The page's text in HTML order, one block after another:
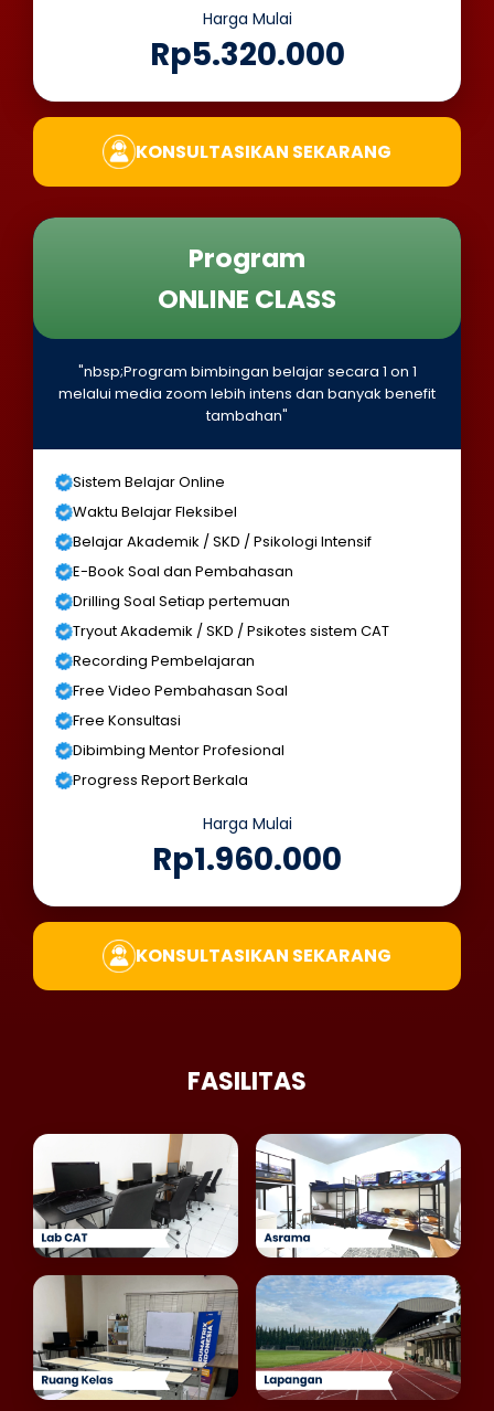
Harga Mulai
Rp5.320.000
KONSULTASIKAN SEKARANG
Program
ONLINE CLASS
"nbsp;Program bimbingan belajar secara 1 on 1
melalui media zoom lebih intens dan banyak benefit
tambahan"
Sistem Belajar Online
Waktu Belajar Fleksibel
Belajar Akademik / SKD / Psikologi Intensif
E-Book Soal dan Pembahasan
Drilling Soal Setiap pertemuan
Tryout Akademik / SKD / Psikotes sistem CAT
Recording Pembelajaran
Free Video Pembahasan Soal
Free Konsultasi
Dibimbing Mentor Profesional
Progress Report Berkala
Harga Mulai
Rp1.960.000
KONSULTASIKAN SEKARANG
FASILITAS